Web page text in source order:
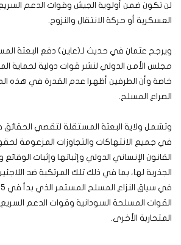
لن تكون ضمن أولوية الجيش وقوات الدعم
العسكرية أو حركة الانتقال والنزوح.
ويرجح عثمان في حديث لـ(عاين) دفع البعثة
مجلس الأمن الدولي لنشر قوات دولية لحماية
الصراع المسلح.
وتشمل ولاية البعثة المستقلة لتقصي
في جميع الانتهاكات والتجاوزات المزعومة
القانون الإنساني الدولي وإثباتها وإثبات
الجذرية لها، بما في ذلك تلك المرتكبة ضد
القوات المسلحة السودانية وقوات الدعم
المتحاربة الأخرى.